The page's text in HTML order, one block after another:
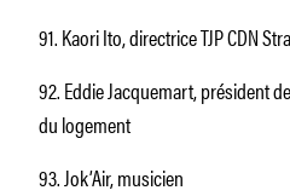
91. Kaori Ito, directrice TJP CDN
92. Eddie Jacquemart, président
du logement
93. Jok’Air, musicien